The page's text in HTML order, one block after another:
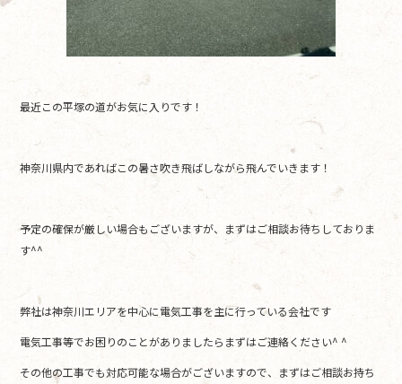
最近この平塚の道がお気に入りです！
神奈川県内であればこの暑さ吹き飛ばしながら飛んでいきます！
予定の確保が厳しい場合もございますが、まずはご相談お待ちしておりま
す^^
弊社は神奈川エリアを中心に電気工事を主に行っている会社です
電気工事等でお困りのことがありましたらまずはご連絡ください^ ^
その他の工事でも対応可能な場合がございますので、まずはご相談お持ち